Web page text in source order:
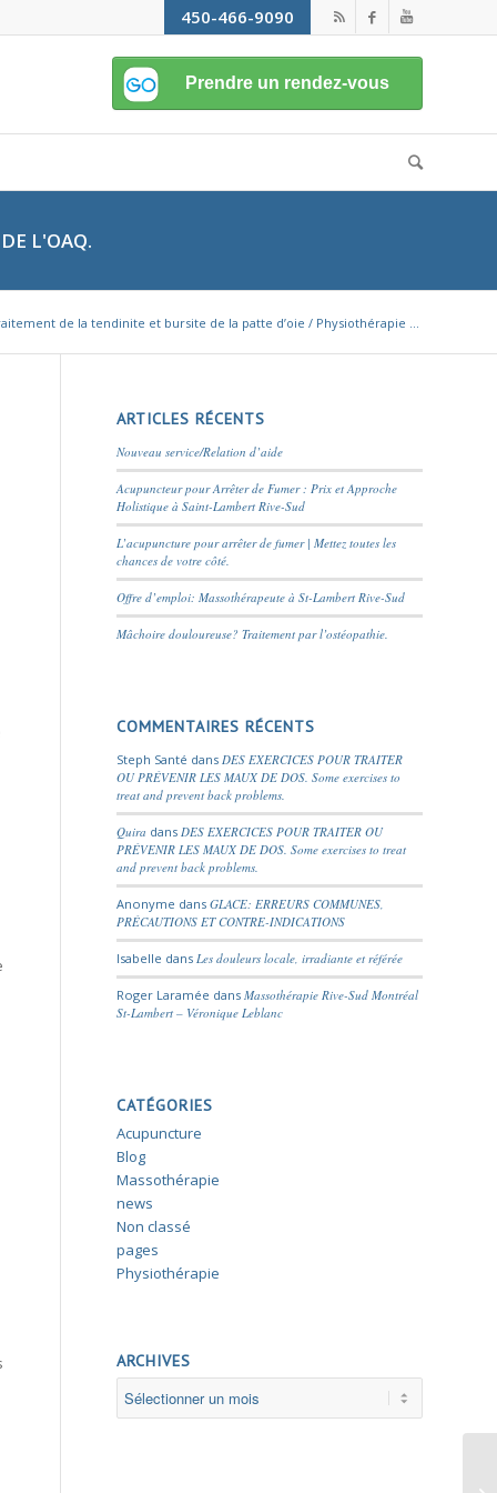
450-466-9090
L'OAQ.
de la tendinite et bursite de la patte d’oie / Physiothérapie ...
ARTICLES RÉCENTS
Nouveau service/Relation d’aide
Acupuncteur pour Arrêter de Fumer : Prix et Approche
Holistique à Saint-Lambert Rive-Sud
L’acupuncture pour arrêter de fumer | Mettez toutes les
chances de votre côté.
Offre d’emploi: Massothérapeute à St-Lambert Rive-Sud
Mâchoire douloureuse? Traitement par l’ostéopathie.
COMMENTAIRES RÉCENTS
Steph Santé dans DES EXERCICES POUR TRAITER
OU PRÉVENIR LES MAUX DE DOS. Some exercises to
treat and prevent back problems.
Quira dans DES EXERCICES POUR TRAITER OU
PRÉVENIR LES MAUX DE DOS. Some exercises to treat
and prevent back problems.
Anonyme dansGLACE: ERREURS COMMUNES,
PRÉCAUTIONS ET CONTRE-INDICATIONS
Isabelle dans Les douleurs locale, irradiante et référée
Roger Laramée dansMassothérapie Rive-Sud Montréal
St-Lambert – Véronique Leblanc
CATÉGORIES
Acupuncture
Blog
Massothérapie
news
Non classé
pages
Physiothérapie
ARCHIVES